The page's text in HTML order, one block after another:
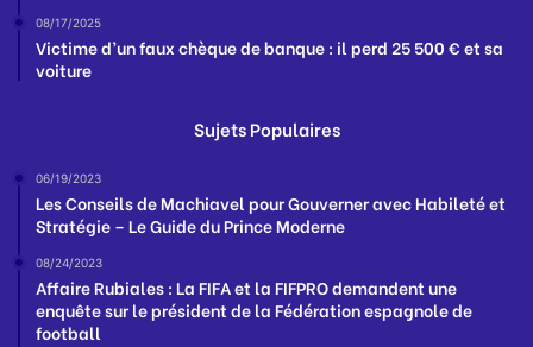
08/17/2025
Victime d’un faux chèque de banque : il perd 25 500 € et sa
voiture
Sujets Populaires
06/19/2023
Les Conseils de Machiavel pour Gouverner avec Habileté et
Stratégie – Le Guide du Prince Moderne
08/24/2023
Affaire Rubiales : La FIFA et la FIFPRO demandent une
enquête sur le président de la Fédération espagnole de
football